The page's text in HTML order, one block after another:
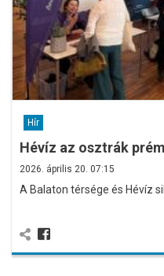
Hír
Hévíz az osztrák
2026. április 20. 07:15
A Balaton térsége és Hévíz